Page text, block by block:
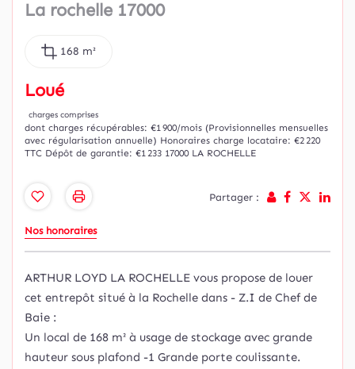
La rochelle 17000
168 m²
Loué
charges comprises
dont charges récupérables: €1 900/mois (Provisionnelles mensuelles
avec régularisation annuelle) Honoraires charge locataire: €2 220
TTC Dépôt de garantie: €1 233 17000 LA ROCHELLE
Partager :
Nos honoraires
ARTHUR LOYD LA ROCHELLE vous propose de louer
cet entrepôt situé à la Rochelle dans - Z.I de Chef de
Baie :
Un local de 168 m² à usage de stockage avec grande
hauteur sous plafond -1 Grande porte coulissante.